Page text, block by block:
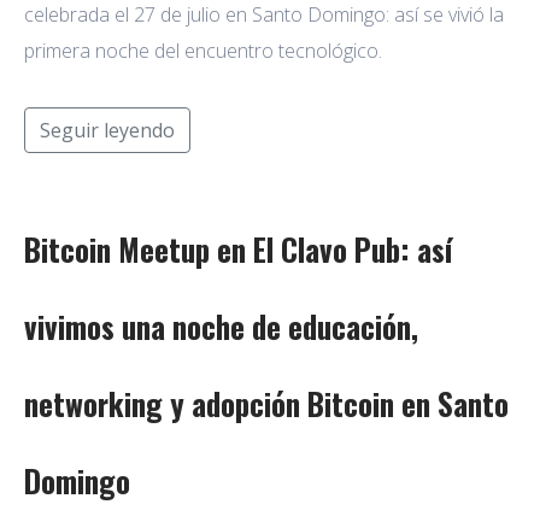
celebrada el 27 de julio en Santo Domingo: así se vivió la
primera noche del encuentro tecnológico.
Seguir leyendo
Bitcoin Meetup en El Clavo Pub: así
vivimos una noche de educación,
networking y adopción Bitcoin en Santo
Domingo